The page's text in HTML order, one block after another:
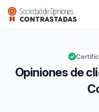
Vives de la Cortada
Calificación global: 9,6 de 10
9,6/10
Opiniones de